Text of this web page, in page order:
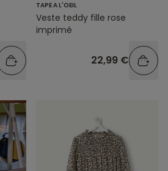
TAPE A L'OEIL
Veste teddy fille rose
imprimé
22,99 €